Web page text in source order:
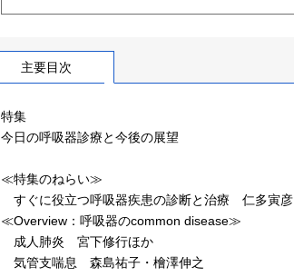
主要目次
特集
今日の呼吸器診療と今後の展望
≪特集のねらい≫
すぐに役立つ呼吸器疾患の診断と治療 仁多寅彦
≪Overview：呼吸器のcommon disease≫
成人肺炎 宮下修行ほか
気管支喘息 森島祐子・檜澤伸之